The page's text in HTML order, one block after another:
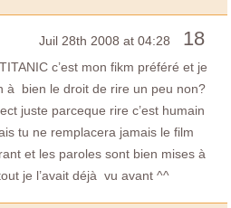
Juil 28th 2008 at 04:28 18
c’est mon fikm préféré et je
à bien le droit de rire un peu non?
juste parceque rire c’est humain
tu ne remplacera jamais le film
et les paroles sont bien mises à
je l’avait déjà vu avant ^^